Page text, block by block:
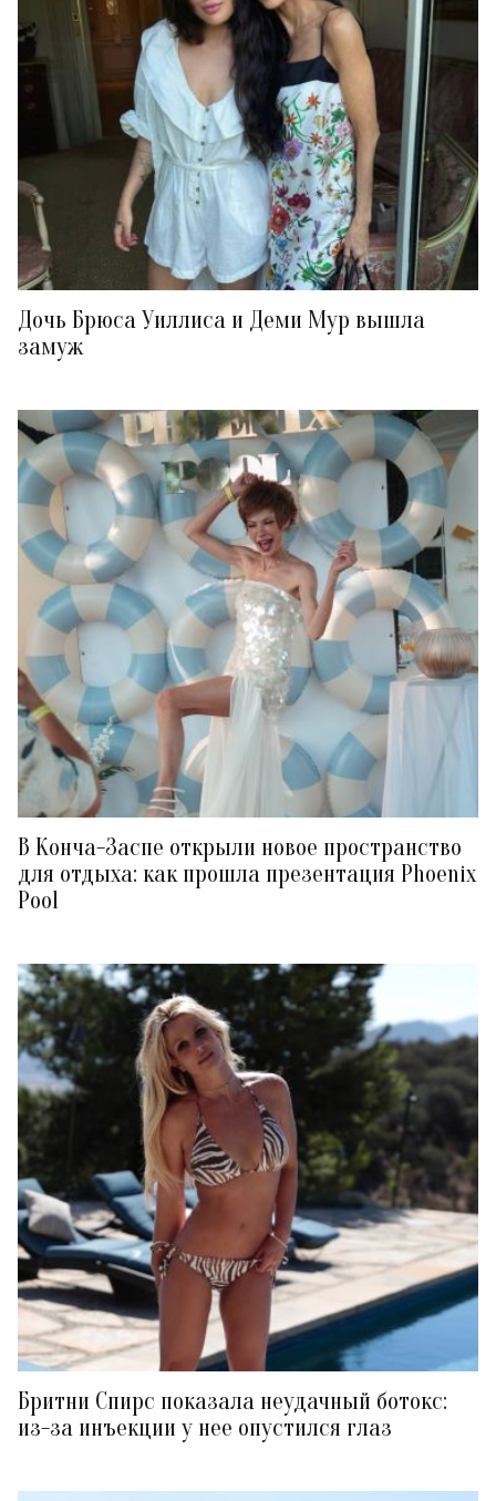
Дочь Брюса Уиллиса и Деми Мур вышла
замуж
В Конча-Заспе открыли новое пространство
для отдыха: как прошла презентация Phoenix
Pool
Бритни Спирс показала неудачный ботокс:
из-за инъекции у нее опустился глаз